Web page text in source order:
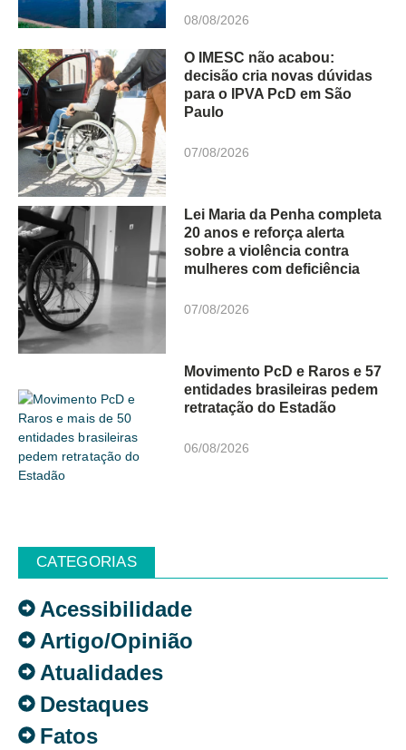
08/08/2026
O IMESC não acabou:
decisão cria novas dúvidas
para o IPVA PcD em São
Paulo
07/08/2026
Lei Maria da Penha completa
20 anos e reforça alerta
sobre a violência contra
mulheres com deficiência
07/08/2026
Movimento PcD e Raros e 57
entidades brasileiras pedem
retratação do Estadão
06/08/2026
CATEGORIAS
Acessibilidade
Artigo/Opinião
Atualidades
Destaques
Fatos